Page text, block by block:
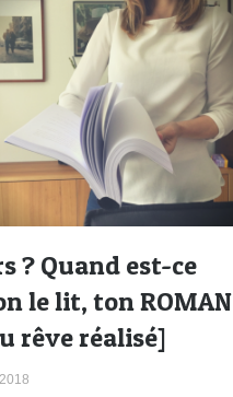
? Quand est-ce
le lit, ton ROMAN
rêve réalisé]